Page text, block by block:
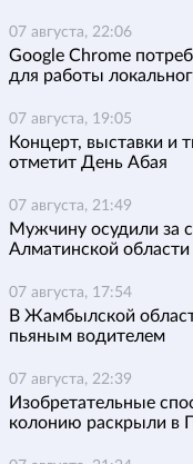
07 августа, 22:06
Google Chrome
для работы
07 августа, 19:05
Концерт, выставки и
отметит День Абая
07 августа, 21:49
Мужчину осудили за
Алматинской области
07 августа, 17:54
В Жамбылской
пьяным водителем
07 августа, 22:39
Изобретательные
колонию раскрыли в